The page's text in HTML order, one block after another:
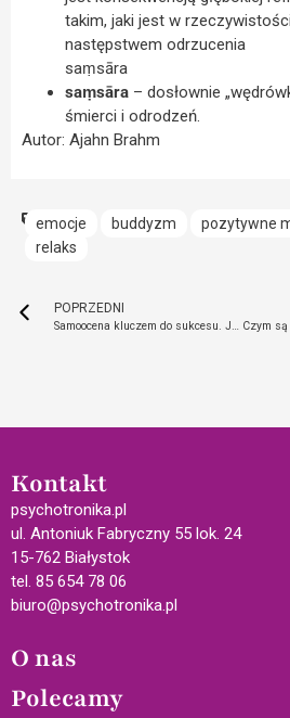
takim, jaki jest w
następstwem odrzucenia
saṃsāra
saṃsāra – dosłownie
śmierci i odrodzeń.
Autor: Ajahn Brahm
emocje buddyzm pozytywne
relaks
POPRZEDNI
Kontakt
psychotronika.pl
ul. Antoniuk Fabryczny 55 lok. 24
15-762 Białystok
tel. 85 654 78 06
biuro@psychotronika.pl
O nas
Polecamy